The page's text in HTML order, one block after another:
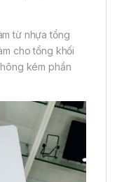
từ nhựa tổng
cho tổng khối
kém phần